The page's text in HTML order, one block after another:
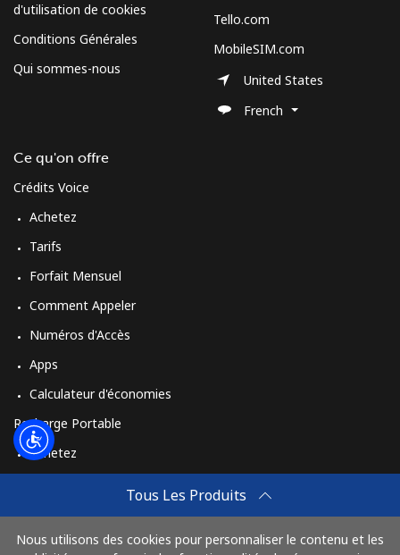
Rappel du mot de passe →
Tous Les Produits
Nous utilisons des cookies pour personnaliser le contenu et les
d'utilisation de cookies
Conditions Générales
Qui sommes-nous
Ce qu'on offre
Crédits Voice
Achetez
Tarifs
Forfait Mensuel
Comment Appeler
Numéros d'Accès
Apps
Calculateur d'économies
Recharge Portable
Achetez
Achetez
Tello.com
MobileSIM.com
United States
French